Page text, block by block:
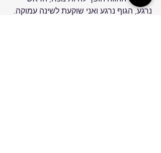
נרגע, הגוף נרגע ואני שוקעת לשינה עמוקה.